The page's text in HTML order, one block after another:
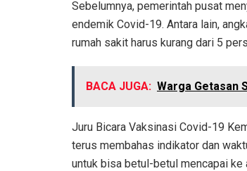
Sebelumnya, pemerintah pusat
endemik Covid-19. Antara lain,
rumah sakit harus kurang dari 5
BACA JUGA: Warga Getasan
Juru Bicara Vaksinasi Covid-19
terus membahas indikator dan
untuk bisa betul-betul mencapai ke